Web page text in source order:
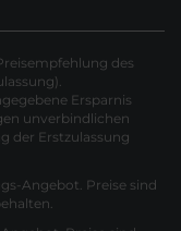
des
Ersparnis
unverbindlichen
der Erstzulassung
Angebot. Preise sind